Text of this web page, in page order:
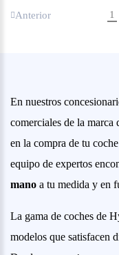
Anterior 1
En nuestros
comerciales de la marca
en la compra de tu
equipo de expertos
mano a tu medida y en
La gama de coches de
modelos que satisfacen